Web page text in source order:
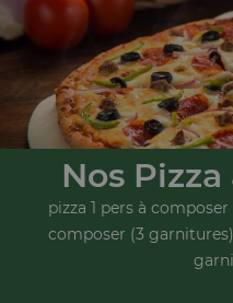
Nos
pizza 1 pers à
composer (3